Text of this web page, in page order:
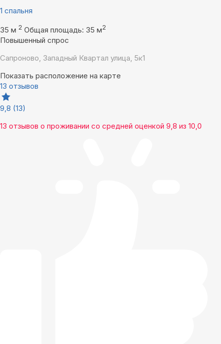
1 спальня
35 м 2 Общая площадь: 35 м2
Повышенный спрос
Сапроново, Западный Квартал улица, 5к1
Показать расположение на карте
13 отзывов
9,8 (13)
13 отзывов о проживании со средней оценкой 9,8 из 10,0